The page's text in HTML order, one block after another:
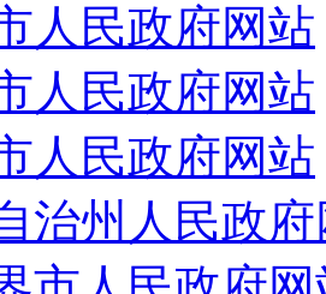
人民政府网站
人民政府网站
人民政府网站
治州人民政